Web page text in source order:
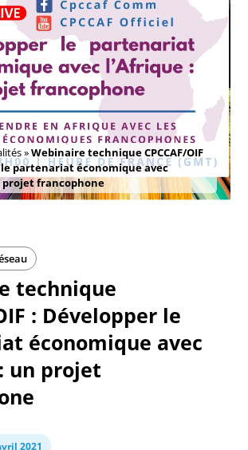
»Webinaire technique CPCCAF/OIF
partenariat économique avec
projet francophone
technique
: Développer le
économique avec
un projet
2021